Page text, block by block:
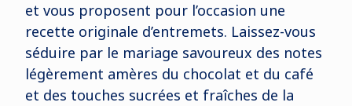
et vous proposent pour l’occasion une
recette originale d’entremets. Laissez-vous
séduire par le mariage savoureux des notes
légèrement amères du chocolat et du café
et des touches sucrées et fraîches de la